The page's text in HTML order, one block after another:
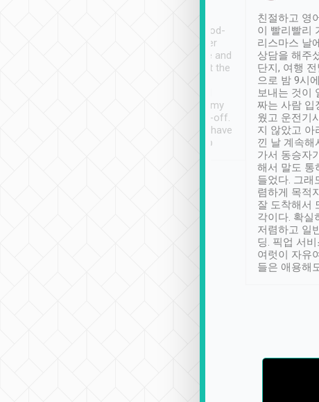
service, vehicles in good-
condition and the driver
service was awesome and
thoughtful. Driver went the
have safely arrived at my
destination after drop-off.
Definitely something I have
not seen elsewhere 👍
친절하고 영
이 빨리빨리
리스마스 날
상담을 해주
단지, 여행
으로 밤 9시
보내는 것이
짜는 사람 입
웠고 운전기
지 않았고 아
낀 날 계속해
가서 동승자
해서 말도 통
들었다. 그래
렴하게 목적
잘 도착해서
각이다. 확실
저렴하고 일
딩. 픽업 서
여럿이 자유
들은 애용해